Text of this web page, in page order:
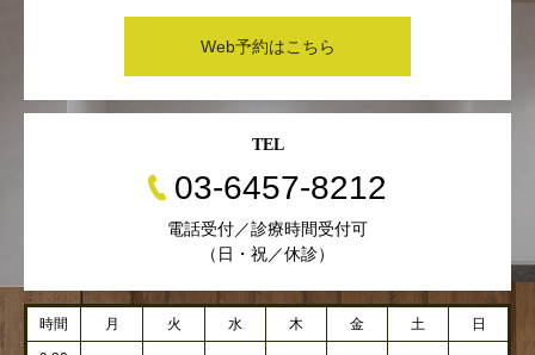
Web予約はこちら
TEL
03-6457-8212
電話受付／診療時間受付可
（日・祝／休診）
時間 月 火 水 木 金 土 日